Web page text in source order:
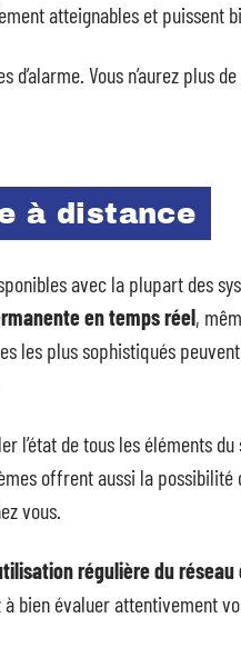
atteignables et puissent
Vous n’aurez plus
à distance
avec la plupart des
en temps réel,
les plus sophistiqués
de tous les éléments du
offrent aussi la
vous.
régulière du
bien évaluer attentivement